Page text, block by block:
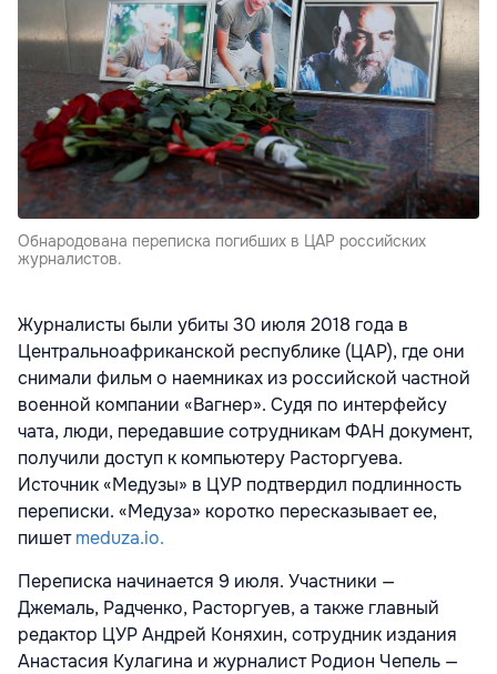
Обнародована переписка погибших в ЦАР российских
журналистов.
Журналисты были убиты 30 июля 2018 года в
Центральноафриканской республике (ЦАР), где они
снимали фильм о наемниках из российской частной
военной компании «Вагнер». Судя по интерфейсу
чата, люди, передавшие сотрудникам ФАН документ,
получили доступ к компьютеру Расторгуева.
Источник «Медузы» в ЦУР подтвердил подлинность
переписки. «Медуза» коротко пересказывает ее,
пишетmeduza.io.
Переписка начинается 9 июля. Участники —
Джемаль, Радченко, Расторгуев, а также главный
редактор ЦУР Андрей Коняхин, сотрудник издания
Анастасия Кулагина и журналист Родион Чепель —